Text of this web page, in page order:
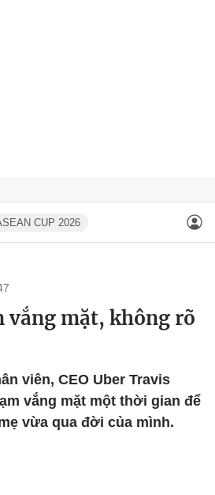
CUP 2026
vắng mặt, không rõ
viên, CEO Uber Travis
vắng mặt một thời gian để
vừa qua đời của mình.